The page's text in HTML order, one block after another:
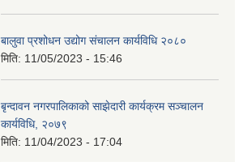
बालुवा प्रशोधन उद्योग संचालन कार्यविधि २०८०
मिति: 11/05/2023 - 15:46
बृन्दावन नगरपालिकाको साझेदारी कार्यक्रम सञ्चालन
कार्यविधि, २०७९
मिति: 11/04/2023 - 17:04